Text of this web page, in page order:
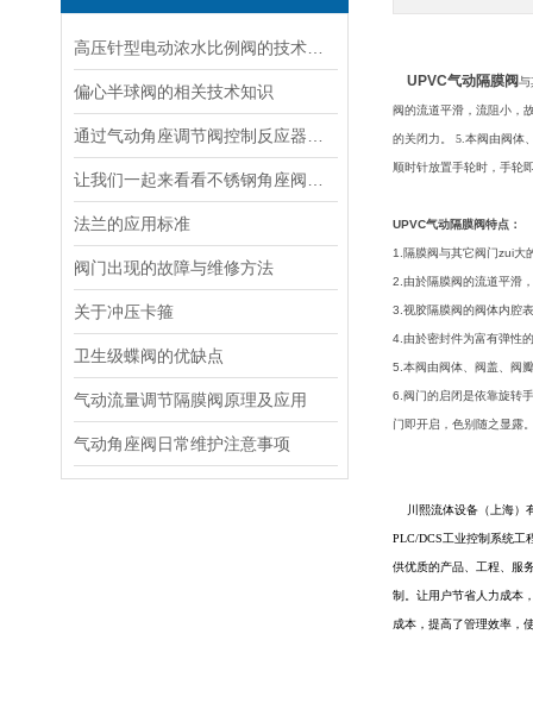
偏心半球阀的相关技术知识
法兰的应用标准
阀门出现的故障与维修方法
关于冲压卡箍
卫生级蝶阀的优缺点
气动流量调节隔膜阀原理及应用
气动角座阀日常维护注意事项
UPVC气动隔膜阀与
阀的流道平滑，流阻小，
的关闭力。 5.本阀由阀体
顺时针放置手轮时，手轮
UPVC气动隔膜阀特点：
1.隔膜阀与其它阀门zui大
2.由於隔膜阀的流道平滑
3.视胶隔膜阀的阀体内腔
4.由於密封件为富有弹性
5.本阀由阀体、阀盖、阀
6.阀门的启闭是依靠旋转
门即开启，色别随之显露
川熙流体设备（上海
PLC/DCS工业控制系统工
供优质的产品、工程、服
制 让用户节省人力成本
成本，提高了管理效率，